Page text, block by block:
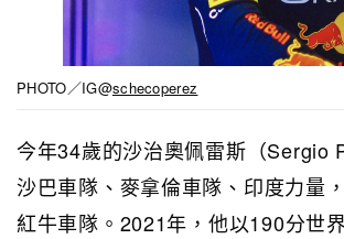
PHOTO／IG@schecoperez
今年34歲的沙治奧佩雷斯（Sergio
沙巴車隊、麥拿倫車隊、印度力量
紅牛車隊。2021年，他以190分世